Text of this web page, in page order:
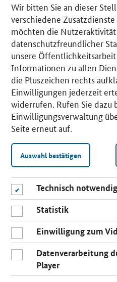
Wir bitten Sie an dieser
verschiedene
möchten die
datenschutzfreundlicher
unsere
Informationen zu allen
die Pluszeichen rechts
Einwilligungen jederzeit
widerrufen. Rufen Sie dazu
Einwilligungsverwaltung
Seite erneut auf.
Auswahl bestätigen
Technisch
Statistik
Einwilligung zum
Datenverarbeitung
Player